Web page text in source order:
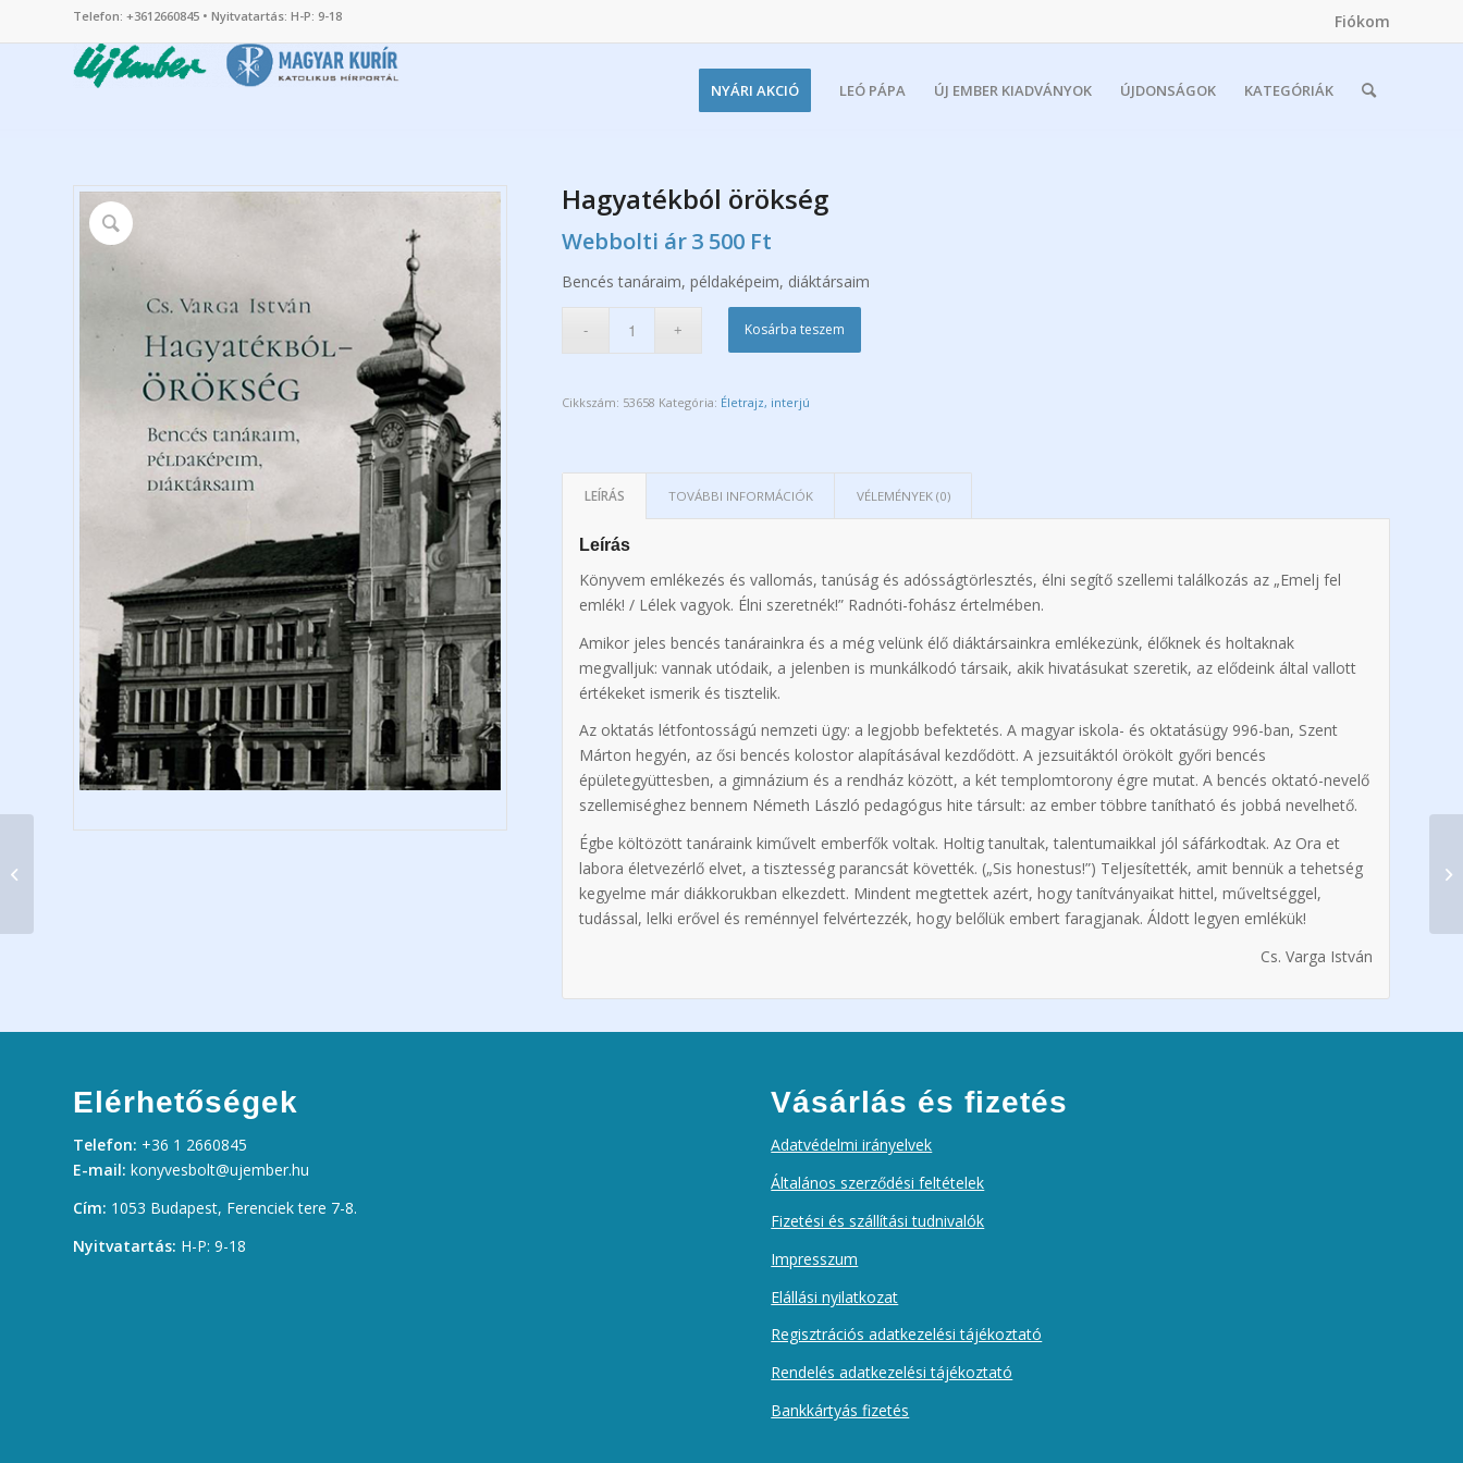
Fiókom
Telefon: +3612660845 • Nyitvatartás: H-P: 9-18
NYÁRI AKCIÓ LEÓ PÁPA ÚJ EMBER KIADVÁNYOK ÚJDONSÁGOK KATEGÓRIÁK
Hagyatékból örökség
Webbolti ár3 500 Ft
Bencés tanáraim, példaképeim, diáktársaim
Kosárba teszem
Cikkszám: 53658 Kategória: Életrajz, interjú
LEÍRÁS TOVÁBBI INFORMÁCIÓK VÉLEMÉNYEK (0)
Leírás
Könyvem emlékezés és vallomás, tanúság és adósságtörlesztés, élni segítő szellemi találkozás az „Emelj fel
emlék! / Lélek vagyok. Élni szeretnék!” Radnóti-fohász értelmében.
Amikor jeles bencés tanárainkra és a még velünk élő diáktársainkra emlékezünk, élőknek és holtaknak
megvalljuk: vannak utódaik, a jelenben is munkálkodó társaik, akik hivatásukat szeretik, az elődeink által vallott
értékeket ismerik és tisztelik.
Az oktatás létfontosságú nemzeti ügy: a legjobb befektetés. A magyar iskola- és oktatásügy 996-ban, Szent
Márton hegyén, az ősi bencés kolostor alapításával kezdődött. A jezsuitáktól örökölt győri bencés
épületegyüttesben, a gimnázium és a rendház között, a két templomtorony égre mutat. A bencés oktató-nevelő
szellemiséghez bennem Németh László pedagógus hite társult: az ember többre tanítható és jobbá nevelhető.
Égbe költözött tanáraink kiművelt emberfők voltak. Holtig tanultak, talentumaikkal jól sáfárkodtak. Az Ora et
labora életvezérlő elvet, a tisztesség parancsát követték. („Sis honestus!”) Teljesítették, amit bennük a tehetség
kegyelme már diákkorukban elkezdett. Mindent megtettek azért, hogy tanítványaikat hittel, műveltséggel,
tudással, lelki erővel és reménnyel felvértezzék, hogy belőlük embert faragjanak. Áldott legyen emlékük!
Cs. Varga István
Elérhetőségek
Telefon: +36 1 2660845
E-mail: konyvesbolt@ujember.hu
Cím: 1053 Budapest, Ferenciek tere 7-8.
Nyitvatartás: H-P: 9-18
Vásárlás és fizetés
Adatvédelmi irányelvek
Általános szerződési feltételek
Fizetési és szállítási tudnivalók
Impresszum
Elállási nyilatkozat
Regisztrációs adatkezelési tájékoztató
Rendelés adatkezelési tájékoztató
Bankkártyás fizetés